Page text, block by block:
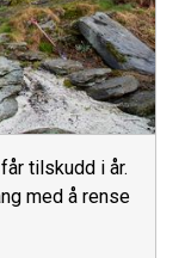
tilskudd i år.
med å rense